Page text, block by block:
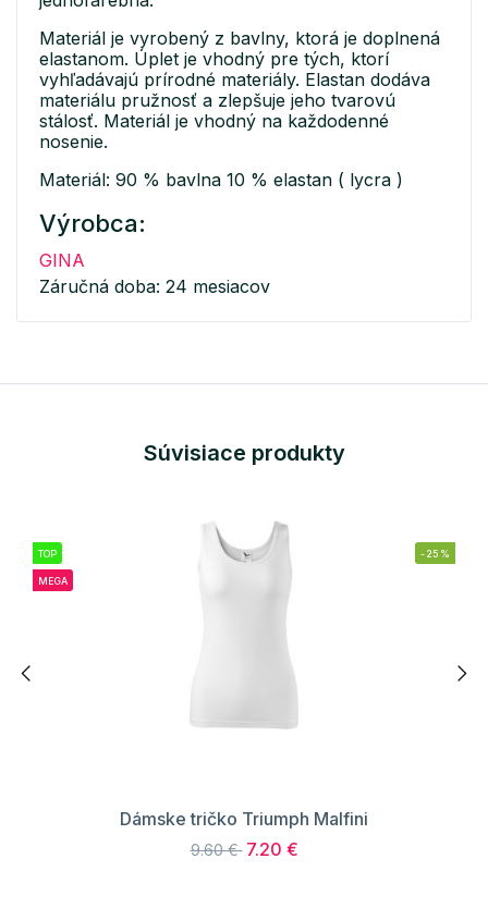
Materiál je vyrobený z bavlny, ktorá je doplnená
elastanom. Úplet je vhodný pre tých, ktorí
vyhľadávajú prírodné materiály. Elastan dodáva
materiálu pružnosť a zlepšuje jeho tvarovú
stálosť. Materiál je vhodný na každodenné
nosenie.
Materiál: 90 % bavlna 10 % elastan ( lycra )
Výrobca:
GINA
Záručná doba: 24 mesiacov
Súvisiace produkty
TOP
MEGA
-25%
Dámske tričko Triumph Malfini
9.60 € 7.20 €